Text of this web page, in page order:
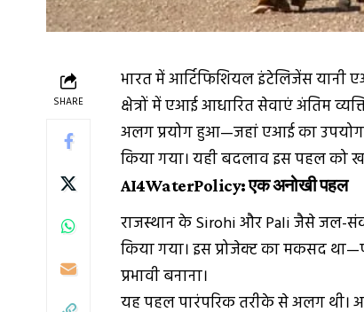
SHARE
भारत में आर्टिफिशियल इंटेलिजेंस यानी
क्षेत्रों में एआई आधारित सेवाएं अंतिम
अलग प्रयोग हुआ—जहां एआई का
किया गया। यही बदलाव इस पहल को
AI4WaterPolicy: एक अनोखी पहल
राजस्थान केSirohiऔरPaliजैसे जल-
किया गया। इस प्रोजेक्ट का मकसद
प्रभावी बनाना।
यह पहल पारंपरिक तरीके से अलग थी।